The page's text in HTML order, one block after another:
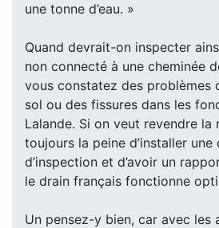
une tonne d’eau. »
Quand devrait-on inspecter
non connecté à une cheminée
vous constatez des problèmes
sol ou des fissures dans les
Lalande. Si on veut revendre la
toujours la peine d’installer une
d’inspection et d’avoir un
le drain français fonctionne
Un pensez-y bien, car avec les